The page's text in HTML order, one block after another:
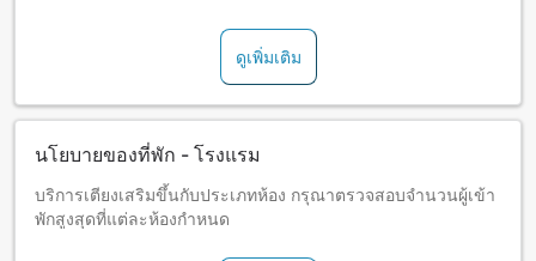
ดูเพิ่มเติม
นโยบายของที่พัก - โรงแรม
บริการเตียงเสริมขึ้นกับประเภทห้อง กรุณาตรวจสอบจำนวนผู้เข้า
พักสูงสุดที่แต่ละห้องกำหนด